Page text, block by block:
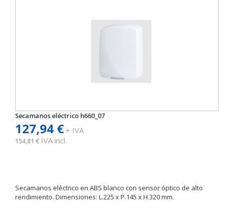
Secamanos eléctrico h660_07
127,94 €+ IVA
154,81 € IVA incl.
Secamanos eléctrico en ABS blanco con sensor óptico de alto
rendimiento. Dimensiones: L.225 x P.145 x H.320 mm.